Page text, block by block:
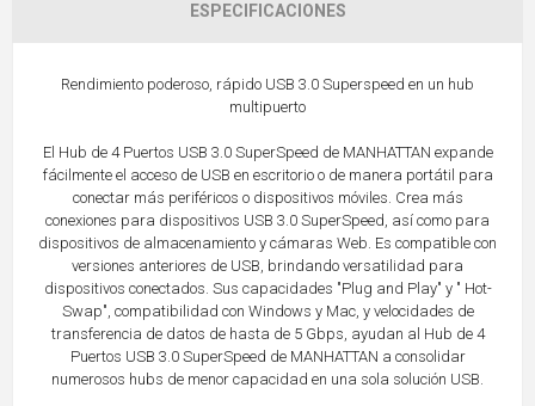
ESPECIFICACIONES
Rendimiento poderoso, rápido USB 3.0 Superspeed en un hub
multipuerto
El Hub de 4 Puertos USB 3.0 SuperSpeed de MANHATTAN expande
fácilmente el acceso de USB en escritorio o de manera portátil para
conectar más periféricos o dispositivos móviles. Crea más
conexiones para dispositivos USB 3.0 SuperSpeed, así como para
dispositivos de almacenamiento y cámaras Web. Es compatible con
versiones anteriores de USB, brindando versatilidad para
dispositivos conectados. Sus capacidades "Plug and Play" y " Hot-
Swap", compatibilidad con Windows y Mac, y velocidades de
transferencia de datos de hasta de 5 Gbps, ayudan al Hub de 4
Puertos USB 3.0 SuperSpeed de MANHATTAN a consolidar
numerosos hubs de menor capacidad en una sola solución USB.